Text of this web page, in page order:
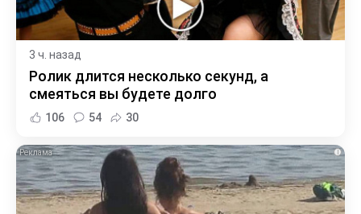
3 ч. назад
Ролик длится несколько секунд, а
смеяться вы будете долго
106 54 30
i